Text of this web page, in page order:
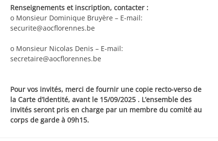
Renseignements et inscription, contacter :
o Monsieur Dominique Bruyère – E-mail:
securite@aocflorennes.be
o Monsieur Nicolas Denis – E-mail:
secretaire@aocflorennes.be
Pour vos invités, merci de fournir une copie recto-verso de
la Carte d’Identité, avant le 15/09/2025 . L’ensemble des
invités seront pris en charge par un membre du comité au
corps de garde à 09h15.